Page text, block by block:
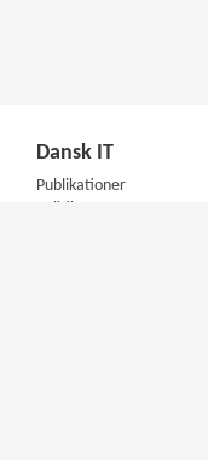
Dansk IT
Publikationer